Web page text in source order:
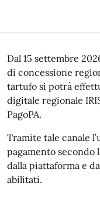
Descrizione
Dal 15 settembre
di concessione
tartufo si potrà
digitale regionale
PagoPA.
Tramite tale canale
pagamento secondo
dalla piattaforma e
abilitati.